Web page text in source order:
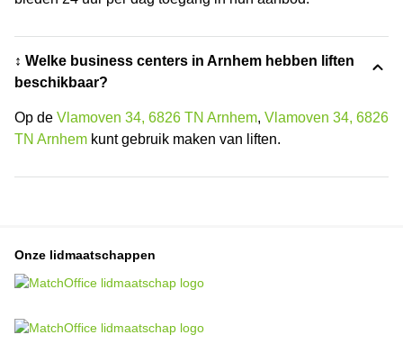
↕️ Welke business centers in Arnhem hebben liften
beschikbaar?
Op de Vlamoven 34, 6826 TN Arnhem, Vlamoven 34, 6826
TN Arnhem kunt gebruik maken van liften.
Onze lidmaatschappen